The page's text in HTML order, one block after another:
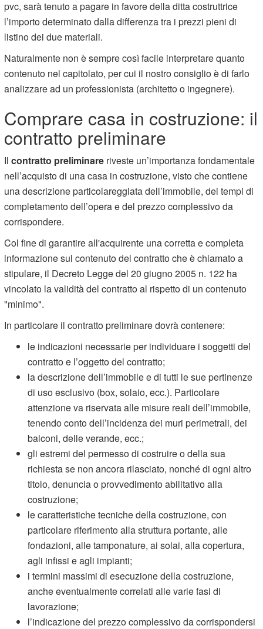
pvc, sarà tenuto a pagare in favore della ditta costruttrice
l’importo determinato dalla differenza tra i prezzi pieni di
listino dei due materiali.
Naturalmente non è sempre così facile interpretare quanto
contenuto nel capitolato, per cui il nostro consiglio è di farlo
analizzare ad un professionista (architetto o ingegnere).
Comprare casa in costruzione: il
contratto preliminare
Ilcontratto preliminare riveste un’importanza fondamentale
nell’acquisto di una casa in costruzione, visto che contiene
una descrizione particolareggiata dell’immobile, dei tempi di
completamento dell’opera e del prezzo complessivo da
corrispondere.
Col fine di garantire all'acquirente una corretta e completa
informazione sul contenuto del contratto che è chiamato a
stipulare, il Decreto Legge del 20 giugno 2005 n. 122 ha
vincolato la validità del contratto al rispetto di un contenuto
"minimo".
In particolare il contratto preliminare dovrà contenere:
le indicazioni necessarie per individuare i soggetti del
contratto e l’oggetto del contratto;
la descrizione dell’immobile e di tutti le sue pertinenze
di uso esclusivo (box, solaio, ecc.). Particolare
attenzione va riservata alle misure reali dell’immobile,
tenendo conto dell’incidenza dei muri perimetrali, dei
balconi, delle verande, ecc.;
gli estremi del permesso di costruire o della sua
richiesta se non ancora rilasciato, nonché di ogni altro
titolo, denuncia o provvedimento abilitativo alla
costruzione;
le caratteristiche tecniche della costruzione, con
particolare riferimento alla struttura portante, alle
fondazioni, alle tamponature, ai solai, alla copertura,
agli infissi e agli impianti;
i termini massimi di esecuzione della costruzione,
anche eventualmente correlati alle varie fasi di
lavorazione;
l’indicazione del prezzo complessivo da corrispondersi